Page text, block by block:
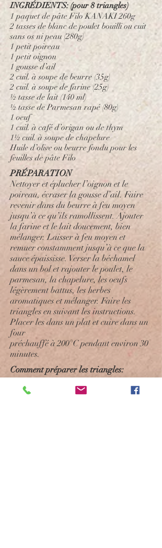
INGRÉDIENTS: (pour 8 triangles)
1 paquet de pâte Filo KANAKI 260g
2 tasses de blanc de poulet bouilli ou cuit
sans os ni peau (280g)
1 petit poireau
1 petit oignon
1 gousse d’ail
2 cuil. à soupe de beurre (35g)
2 cuil. à soupe de farine (25g)
½ tasse de lait (140 ml)
½ tasse de Parmesan rapé (80g)
1 oeuf
1 cuil. à café d’origan ou de thym
1½ cuil. à soupe de chapelure
Huile d’olive ou beurre fondu pour les
feuilles de pâte Filo
PRÉPARATION
Nettoyer et éplucher l’oignon et le
poireau, écraser la gousse d’ail. Faire
revenir dans du beurre à feu moyen
jusqu’à ce qu’ils ramollissent. Ajouter
la farine et le lait doucement, bien
mélanger. Laisser à feu moyen et
remuer constamment jusqu’à ce que la
sauce épaississe. Verser la béchamel
dans un bol et rajouter le poulet, le
parmesan, la chapelure, les oeufs
légèrement battus, les herbes
aromatiques et mélanger. Faire les
triangles en suivant les instructions.
Placer les dans un plat et cuire dans un
four
préchauffé à 200°C pendant environ 30
minutes.
Comment préparer les triangles: